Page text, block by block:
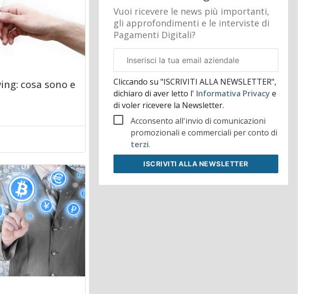
cosa sono e
Vuoi ricevere le news più importanti,
gli approfondimenti e le interviste di
Pagamenti Digitali?
aziendale
Cliccando su "ISCRIVITI ALLA NEWSLETTER",
dichiaro di aver letto l' Informativa Privacye
di voler ricevere la Newsletter.
Acconsento all'invio di comunicazioni
promozionali e commerciali per conto di
terzi.
ISCRIVITIALLA NEWSLETTER